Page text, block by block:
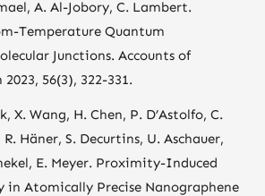
A. Al-Jobory, C. Lambert.
Temperature Quantum
Junctions. Accounts of
56(3), 322-331.
X. Wang, H. Chen, P. D’Astolfo, C.
Häner, S. Decurtins, U. Aschauer,
E. Meyer. Proximity-Induced
in Atomically Precise Nanographene